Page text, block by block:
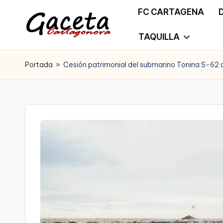
Saltar
al
G
a
e
Gaceta
Cartagonova,
FC CARTAGENA
TAQUILLA
Portada » Cesión patrimonial del submarino Tonina S-